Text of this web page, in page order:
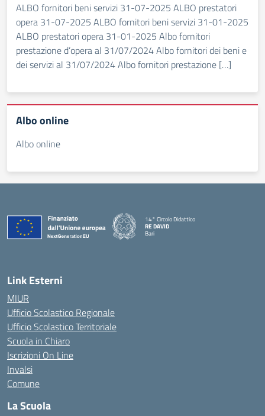
ALBO fornitori beni servizi 31-07-2025 ALBO prestatori
opera 31-07-2025 ALBO fornitori beni servizi 31-01-2025
ALBO prestatori opera 31-01-2025 Albo fornitori
prestazione d’opera al 31/07/2024 Albo fornitori dei beni e
dei servizi al 31/07/2024 Albo fornitori prestazione […]
Albo online
Albo online
14° Circolo Didattico
RE DAVID
Bari
Link Esterni
MIUR
Ufficio Scolastico Regionale
Ufficio Scolastico Territoriale
Scuola in Chiaro
Iscrizioni On Line
Invalsi
Comune
La Scuola